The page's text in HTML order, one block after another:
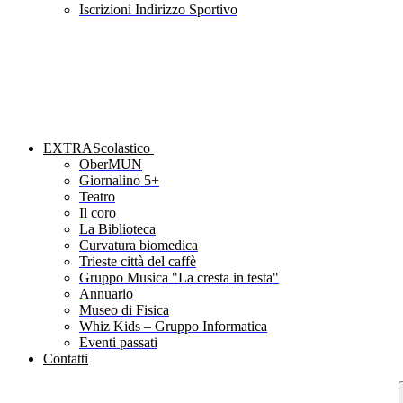
Iscrizioni Indirizzo Sportivo
EXTRAScolastico
OberMUN
Giornalino 5+
Teatro
Il coro
La Biblioteca
Curvatura biomedica
Trieste città del caffè
Gruppo Musica "La cresta in testa"
Annuario
Museo di Fisica
Whiz Kids – Gruppo Informatica
Eventi passati
Contatti